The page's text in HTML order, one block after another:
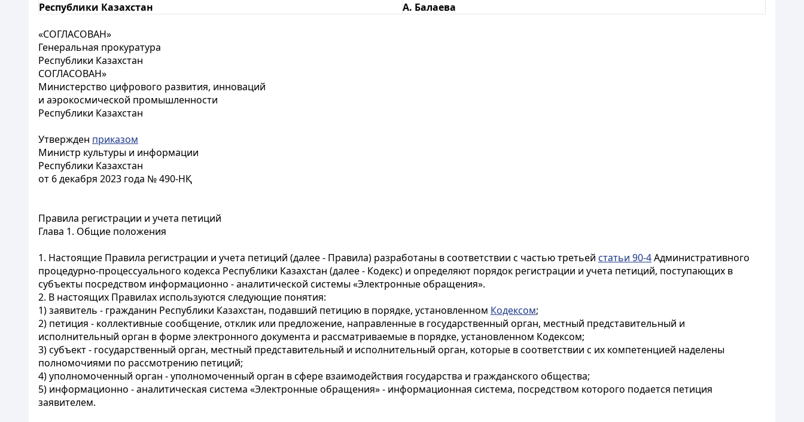
Республики Казахстан
А. Балаева
«СОГЛАСОВАН»
Генеральная прокуратура
Республики Казахстан
СОГЛАСОВАН»
Министерство цифрового развития, инноваций
и аэрокосмической промышленности
Республики Казахстан
Утвержден приказом
Министр культуры и информации
Республики Казахстан
от 6 декабря 2023 года № 490-НҚ
Правила регистрации и учета петиций
Глава 1. Общие положения
1. Настоящие Правила регистрации и учета петиций (далее - Правила) разработаны в соответствии с частью третьей статьи 90-4Административного
процедурно-процессуального кодекса Республики Казахстан (далее - Кодекс) и определяют порядок регистрации и учета петиций, поступающих в
субъекты посредством информационно - аналитической системы «Электронные обращения».
2. В настоящих Правилах используются следующие понятия:
1) заявитель - гражданин Республики Казахстан, подавший петицию в порядке, установленном Кодексом;
2) петиция - коллективные сообщение, отклик или предложение, направленные в государственный орган, местный представительный и
исполнительный орган в форме электронного документа и рассматриваемые в порядке, установленном Кодексом;
3) субъект - государственный орган, местный представительный и исполнительный орган, которые в соответствии с их компетенцией наделены
полномочиями по рассмотрению петиций;
4) уполномоченный орган - уполномоченный орган в сфере взаимодействия государства и гражданского общества;
5) информационно - аналитическая система «Электронные обращения» - информационная система, посредством которого подается петиция
заявителем.